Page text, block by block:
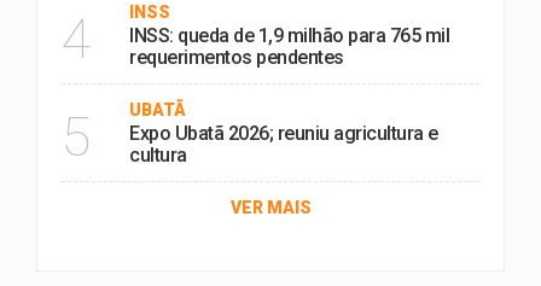
4 INSS
INSS: queda de 1,9 milhão para 765 mil
requerimentos pendentes
5 UBATÃ
Expo Ubatã 2026; reuniu agricultura e
cultura
VER MAIS